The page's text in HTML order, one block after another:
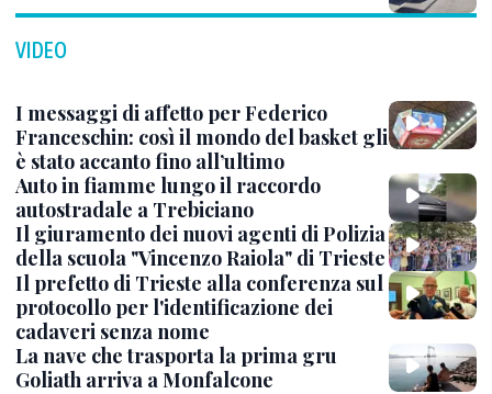
VIDEO
I messaggi di affetto per Federico
Franceschin: così il mondo del basket gli
è stato accanto fino all’ultimo
Auto in fiamme lungo il raccordo
autostradale a Trebiciano
Il giuramento dei nuovi agenti di Polizia
della scuola "Vincenzo Raiola" di Trieste
Il prefetto di Trieste alla conferenza sul
protocollo per l'identificazione dei
cadaveri senza nome
La nave che trasporta la prima gru
Goliath arriva a Monfalcone